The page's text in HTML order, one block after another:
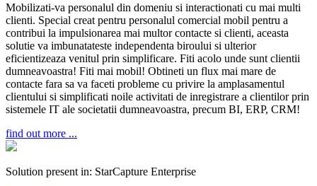
Mobilizati-va personalul din domeniu si interactionati cu mai multi
clienti. Special creat pentru personalul comercial mobil pentru a
contribui la impulsionarea mai multor contacte si clienti, aceasta
solutie va imbunatateste independenta biroului si ulterior
eficientizeaza venitul prin simplificare. Fiti acolo unde sunt clientii
dumneavoastra! Fiti mai mobil! Obtineti un flux mai mare de
contacte fara sa va faceti probleme cu privire la amplasamentul
clientului si simplificati noile activitati de inregistrare a clientilor prin
sistemele IT ale societatii dumneavoastra, precum BI, ERP, CRM!
find out more ...
Solution present in: StarCapture Enterprise